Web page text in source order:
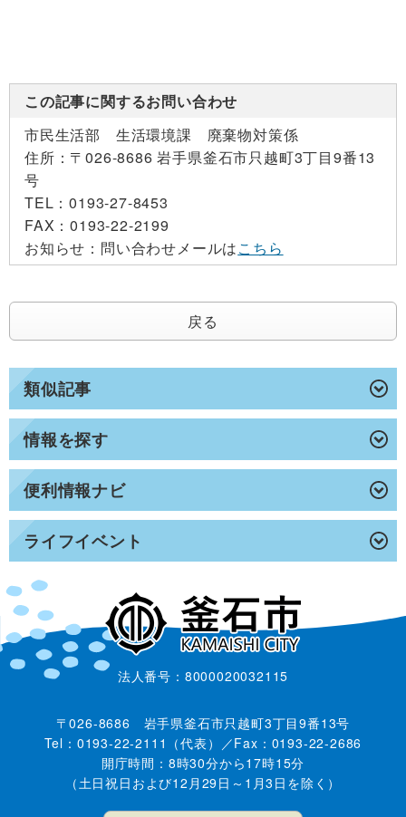
類似記事
情報を探す
便利情報ナビ
ライフイベント
この記事に関するお問い合わせ
市民生活部 生活環境課 廃棄物対策係
住所： 〒026-8686 岩手県釜石市只越町3丁目9番13
号
TEL：0193-27-8453
FAX：0193-22-2199
お知らせ： 問い合わせメールはこちら
戻る
法人番号：8000020032115
〒026-8686 岩手県釜石市只越町3丁目9番13号
Tel：0193-22-2111（代表）／Fax：0193-22-2686
開庁時間：8時30分から17時15分
（土日祝日および12月29日～1月3日を除く）